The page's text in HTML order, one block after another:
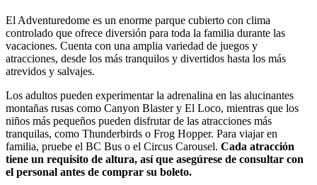
El Adventuredome es un enorme parque cubierto con clima
controlado que ofrece diversión para toda la familia durante las
vacaciones. Cuenta con una amplia variedad de juegos y
atracciones, desde los más tranquilos y divertidos hasta los más
atrevidos y salvajes.
Los adultos pueden experimentar la adrenalina en las alucinantes
montañas rusas como Canyon Blaster y El Loco, mientras que los
niños más pequeños pueden disfrutar de las atracciones más
tranquilas, como Thunderbirds o Frog Hopper. Para viajar en
familia, pruebe el BC Bus o el Circus Carousel. Cada atracción
tiene un requisito de altura, así que asegúrese de consultar con
el personal antes de comprar su boleto.